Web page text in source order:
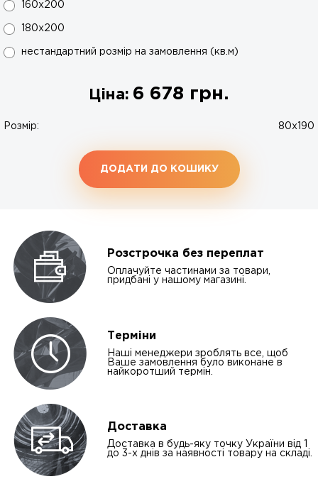
160x200
180x200
нестандартний розмір на замовлення (кв.м)
Ціна: 6 678 грн.
Розмір: 80x190
ДОДАТИ ДО КОШИКУ
Розстрочка без переплат
Оплачуйте частинами за товари,
придбані у нашому магазині.
Терміни
Наші менеджери зроблять все, щоб
Ваше замовлення було виконане в
найкоротший термін.
Доставка
Доставка в будь-яку точку України від 1
до 3-х днів за наявності товару на складі.